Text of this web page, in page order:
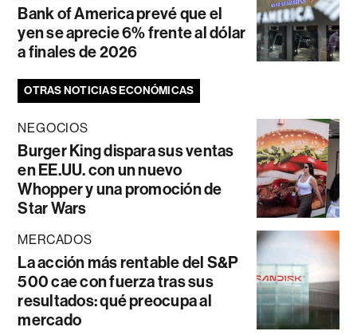
Bank of America prevé que el
yen se aprecie 6% frente al dólar
a finales de 2026
OTRAS NOTICIAS ECONÓMICAS
NEGOCIOS
Burger King dispara sus ventas
en EE.UU. con un nuevo
Whopper y una promoción de
Star Wars
MERCADOS
La acción más rentable del S&P
500 cae con fuerza tras sus
resultados: qué preocupa al
mercado